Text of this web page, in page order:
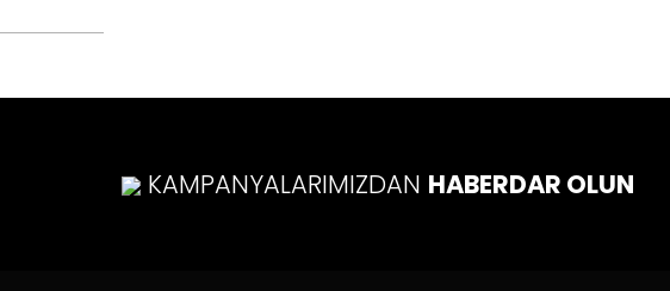
KAMPANYALARIMIZDAN HABERDAR OLUN